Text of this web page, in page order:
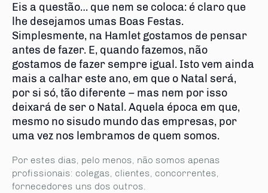
Eis a questão… que nem se coloca: é claro que
lhe desejamos umas Boas Festas.
Simplesmente, na Hamlet gostamos de pensar
antes de fazer. E, quando fazemos, não
gostamos de fazer sempre igual. Isto vem ainda
mais a calhar este ano, em que o Natal será,
por si só, tão diferente – mas nem por isso
deixará de ser o Natal. Aquela época em que,
mesmo no sisudo mundo das empresas, por
uma vez nos lembramos de quem somos.
Por estes dias, pelo menos, não somos apenas
profissionais: colegas, clientes, concorrentes,
fornecedores uns dos outros.